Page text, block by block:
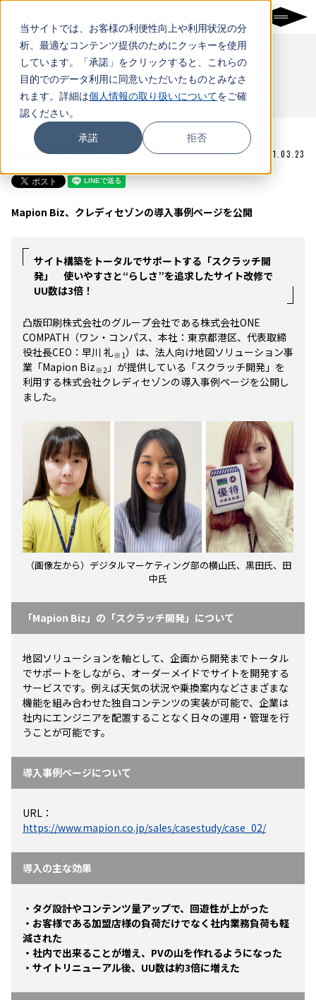
当サイトでは、お客様の利便性向上や利用状況の分
析、最適なコンテンツ提供のためにクッキーを使用
しています。「承諾」をクリックすると、これらの
目的でのデータ利用に同意いただいたものとみなさ
れます。詳細は個人情報の取り扱いについてをご確
認ください。
承諾 拒否
NEWS
ニュース
お知らせ 2021.03.23
Mapion Biz、クレディセゾンの導入事例ページを公開
サイト構築をトータルでサポートする「スクラッチ開
発」 使いやすさと“らしさ”を追求したサイト改修で
UU数は3倍！
凸版印刷株式会社のグループ会社である株式会社ONE
COMPATH（ワン・コンパス、本社：東京都港区、代表取締
役社長CEO：早川 礼※1）は、法人向け地図ソリューション事
業「Mapion Biz※2 」が提供している「スクラッチ開発」を
利用する株式会社クレディセゾンの導入事例ページを公開し
ました。
（画像左から）デジタルマーケティング部の横山氏、黒田氏、田
中氏
「Mapion Biz」の「スクラッチ開発」について
地図ソリューションを軸として、企画から開発までトータル
でサポートをしながら、オーダーメイドでサイトを開発する
サービスです。例えば天気の状況や乗換案内などさまざまな
機能を組み合わせた独自コンテンツの実装が可能で、企業は
社内にエンジニアを配置することなく日々の運用・管理を行
うことが可能です。
導入事例ページについて
URL：
https://www.mapion.co.jp/sales/casestudy/case_02/
導入の主な効果
・タグ設計やコンテンツ量アップで、回遊性が上がった
・お客様である加盟店様の負荷だけでなく社内業務負荷も軽
減された
・社内で出来ることが増え、PVの山を作れるようになった
・サイトリニューアル後、UU数は約3倍に増えた